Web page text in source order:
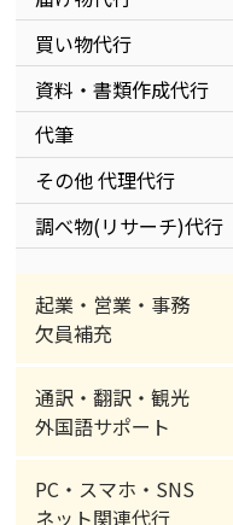
買い物代行
資料・書類作成代行
代筆
その他 代理代行
調べ物(リサーチ)代行
起業・営業・事務
欠員補充
通訳・翻訳・観光
外国語サポート
PC・スマホ・SNS
ネット関連代行